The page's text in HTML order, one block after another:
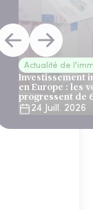
Actualité de
Investissement
en Europe : les
progressent de
24 Juill. 2026